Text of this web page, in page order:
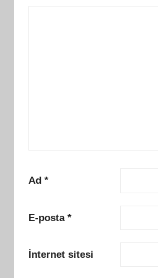
Ad *
E-posta *
İnternet sitesi